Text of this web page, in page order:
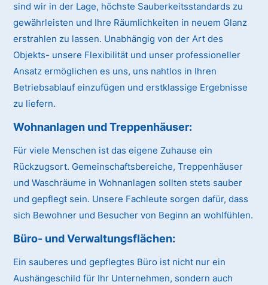
sind wir in der Lage, höchste Sauberkeitsstandards zu
gewährleisten und Ihre Räumlichkeiten in neuem Glanz
erstrahlen zu lassen. Unabhängig von der Art des
Objekts- unsere Flexibilität und unser professioneller
Ansatz ermöglichen es uns, uns nahtlos in Ihren
Betriebsablauf einzufügen und erstklassige Ergebnisse
zu liefern.
Wohnanlagen und Treppenhäuser:
Für viele Menschen ist das eigene Zuhause ein
Rückzugsort. Gemeinschaftsbereiche, Treppenhäuser
und Waschräume in Wohnanlagen sollten stets sauber
und gepflegt sein. Unsere Fachleute sorgen dafür, dass
sich Bewohner und Besucher von Beginn an wohlfühlen.
Büro- und Verwaltungsflächen:
Ein sauberes und gepflegtes Büro ist nicht nur ein
Aushängeschild für Ihr Unternehmen, sondern auch